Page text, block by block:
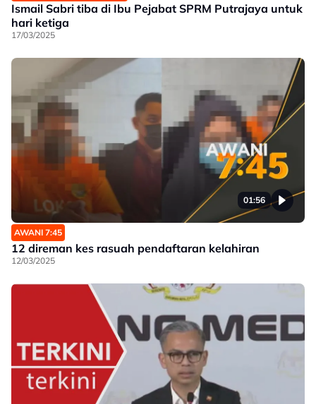
Ismail Sabri tiba di Ibu Pejabat SPRM Putrajaya untuk
hari ketiga
17/03/2025
01:56
AWANI 7:45
12 direman kes rasuah pendaftaran kelahiran
12/03/2025